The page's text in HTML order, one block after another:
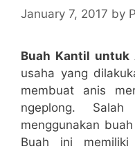
January 7, 2017 by
Buah Kantil untuk
usaha yang
membuat anis
ngeplong.
menggunakan
Buah ini